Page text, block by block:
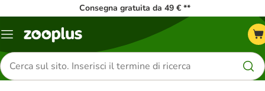
Consegna gratuita da 49 € **
Overview
Cerca
prodotti